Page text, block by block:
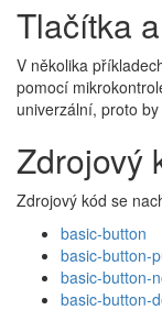
Tlačítka
V několika
pomocí
univerzální, proto
Zdrojový
Zdrojový kód se
basic-button
basic-button-
basic-button-
basic-button-